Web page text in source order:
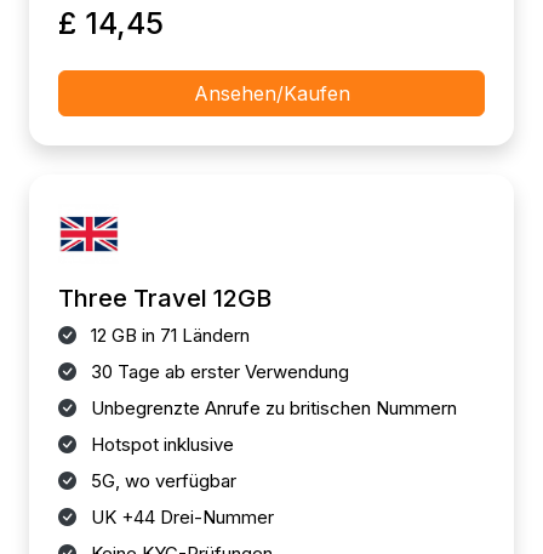
£ 14,45
Ansehen/Kaufen
Three Travel 12GB
12 GB in 71 Ländern
30 Tage ab erster Verwendung
Unbegrenzte Anrufe zu britischen Nummern
Hotspot inklusive
5G, wo verfügbar
UK +44 Drei-Nummer